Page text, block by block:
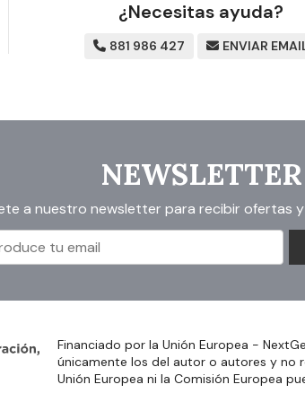
¿Necesitas ayuda?
881 986 427 ENVIAR
NEWSLETTER
a nuestro newsletter para recibir ofertas
Financiado por la Unión Europea -
únicamente los del autor o autores y no
Unión Europea ni la Comisión Europea